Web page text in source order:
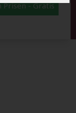
Prisen - Gratis